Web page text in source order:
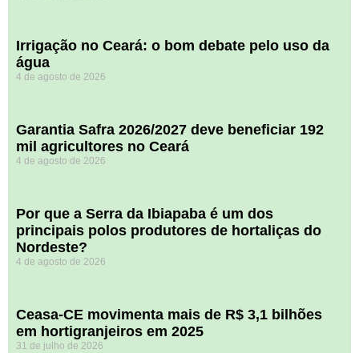
Irrigação no Ceará: o bom debate pelo uso da
água
4 de agosto de 2026
Garantia Safra 2026/2027 deve beneficiar 192
mil agricultores no Ceará
4 de agosto de 2026
Por que a Serra da Ibiapaba é um dos
principais polos produtores de hortaliças do
Nordeste?
4 de agosto de 2026
Ceasa-CE movimenta mais de R$ 3,1 bilhões
em hortigranjeiros em 2025
31 de julho de 2026